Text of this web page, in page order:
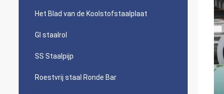
Het Blad van de Koolstofstaalplaat
GI staalrol
SS Staalpijp
Roestvrij staal Ronde Bar